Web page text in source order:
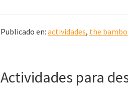
Publicado en: actividades, the
Actividades para